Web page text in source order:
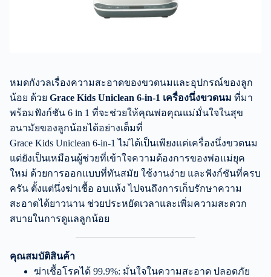
หมดกังวลเรื่องความสะอาดของขวดนมและอุปกรณ์ของลูก
น้อย ด้วย Grace Kids Uniclean 6-in-1 เครื่องนึ่งขวดนม ที่มา
พร้อมฟังก์ชัน 6 in 1 ที่จะช่วยให้คุณพ่อคุณแม่มั่นใจในสุข
อนามัยของลูกน้อยได้อย่างเต็มที่
Grace Kids Uniclean 6-in-1 ไม่ได้เป็นเพียงแค่เครื่องนึ่งขวดนม
แต่ยังเป็นเหมือนผู้ช่วยที่เข้าใจความต้องการของพ่อแม่ยุค
ใหม่ ด้วยการออกแบบที่ทันสมัย ใช้งานง่าย และฟังก์ชันที่ครบ
ครัน ตั้งแต่นึ่งฆ่าเชื้อ อบแห้ง ไปจนถึงการเก็บรักษาความ
สะอาดได้ยาวนาน ช่วยประหยัดเวลาและเพิ่มความสะดวก
สบายในการดูแลลูกน้อย
คุณสมบัติสินค้า
ฆ่าเชื้อโรคได้ 99.9%: มั่นใจในความสะอาด ปลอดภัย